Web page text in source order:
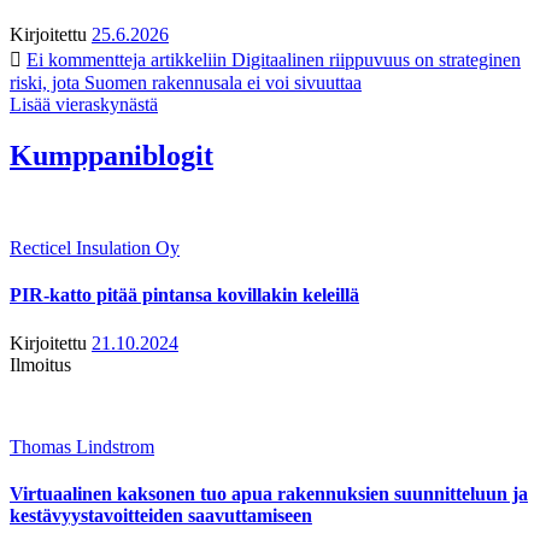
Kirjoitettu 25.6.2026
Ei kommentteja artikkeliin Digitaalinen riippuvuus on strateginen
riski, jota Suomen rakennusala ei voi sivuuttaa
Lisää vieraskynästä
Kumppaniblogit
Recticel Insulation Oy
PIR-katto pitää pintansa kovillakin keleillä
Kirjoitettu 21.10.2024
Ilmoitus
Thomas Lindstrom
Virtuaalinen kaksonen tuo apua rakennuksien suunnitteluun ja
kestävyystavoitteiden saavuttamiseen